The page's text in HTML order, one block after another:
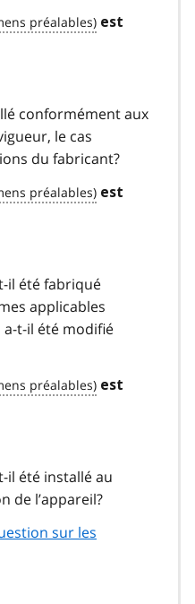
est
conformément aux
le cas
du fabricant?
est
il été fabriqué
applicables
t-il été modifié
est
il été installé au
de l’appareil?
sur les